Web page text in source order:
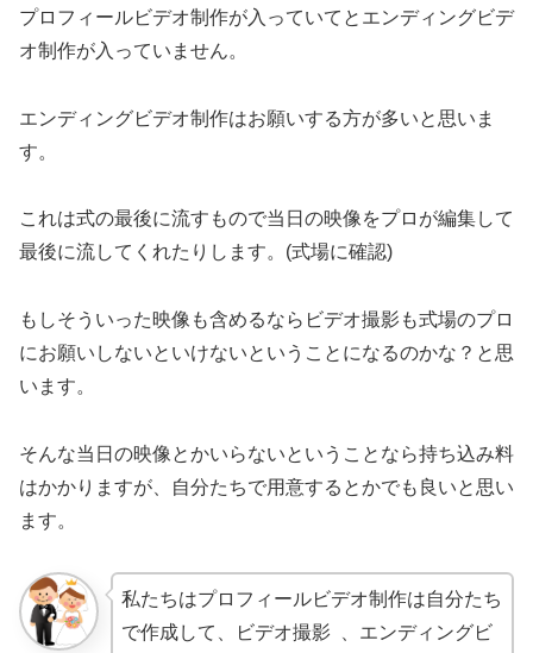
プロフィールビデオ制作が入っていてとエンディングビデ
オ制作が入っていません。
エンディングビデオ制作はお願いする方が多いと思いま
す。
これは式の最後に流すもので当日の映像をプロが編集して
最後に流してくれたりします。(式場に確認)
もしそういった映像も含めるならビデオ撮影も式場のプロ
にお願いしないといけないということになるのかな？と思
います。
そんな当日の映像とかいらないということなら持ち込み料
はかかりますが、自分たちで用意するとかでも良いと思い
ます。
私たちはプロフィールビデオ制作は自分たち
で作成して、
ビデオ撮影
エンディングビ